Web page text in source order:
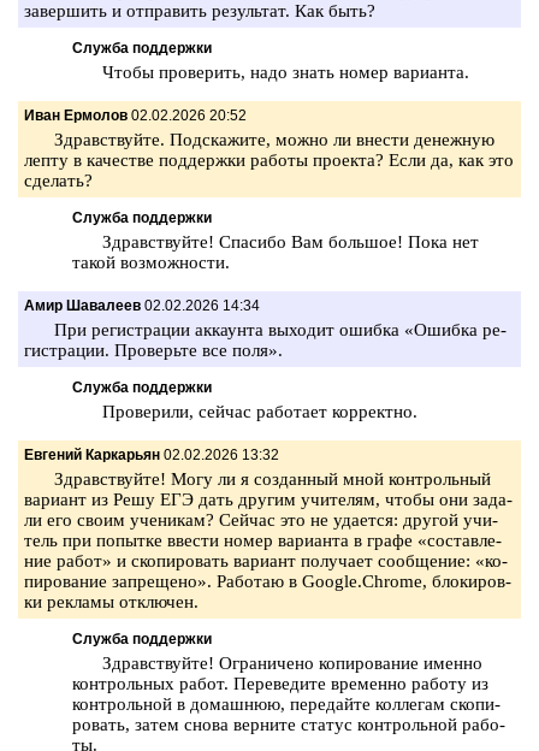
за­вер­шить и от­пра­вить ре­зуль­тат. Как быть?
Служба поддержки
Чтобы про­ве­рить, надо знать номер ва­ри­ан­та.
Иван Ермолов 02.02.2026 20:52
Здрав­ствуй­те. Под­ска­жи­те, можно ли вне­сти де­неж­ную
лепту в ка­че­стве под­держ­ки ра­бо­ты про­ек­та? Если да, как это
сде­лать?
Служба поддержки
Здрав­ствуй­те! Спа­си­бо Вам боль­шое! Пока нет
такой воз­мож­но­сти.
Амир Шавалеев 02.02.2026 14:34
При ре­ги­стра­ции ак­ка­ун­та вы­хо­дит ошиб­ка «Ошиб­ка ре­
ги­стра­ции. Про­верь­те все поля».
Служба поддержки
Про­ве­ри­ли, сей­час ра­бо­та­ет кор­рект­но.
Евгений Каркарьян 02.02.2026 13:32
Здрав­ствуй­те! Могу ли я со­здан­ный мной кон­троль­ный
ва­ри­ант из Решу ЕГЭ дать дру­гим учи­те­лям, чтобы они за­да­
ли его своим уче­ни­кам? Сей­час это не уда­ет­ся: дру­гой учи­
тель при по­пыт­ке вве­сти номер ва­ри­ан­та в графе «со­став­ле­
ние работ» и ско­пи­ро­вать ва­ри­ант по­лу­ча­ет со­об­ще­ние: «ко­
пи­ро­ва­ние за­пре­ще­но». Ра­бо­таю в Google.Chrome, бло­ки­ров­
ки ре­кла­мы от­клю­чен.
Служба поддержки
Здрав­ствуй­те! Огра­ни­че­но ко­пи­ро­ва­ние имен­но
кон­троль­ных работ. Пе­ре­ве­ди­те вре­мен­но ра­бо­ту из
кон­троль­ной в до­маш­нюю, пе­ре­дай­те кол­ле­гам ско­пи­
ро­вать, затем снова вер­ни­те ста­тус кон­троль­ной ра­бо­
ты.